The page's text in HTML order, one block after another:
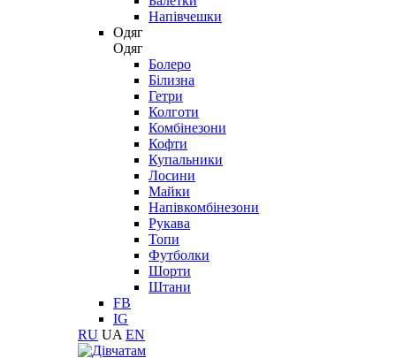
Напівчешки
Одяг
Одяг
Болеро
Білизна
Гетри
Колготи
Комбінезони
Кофти
Купальники
Лосини
Майки
Напівкомбінезони
Рукава
Топи
Футболки
Шорти
Штани
FB
IG
RU UA EN